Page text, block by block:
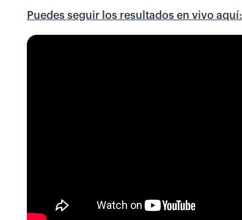
Puedes seguir los resultados en vivo aquí: